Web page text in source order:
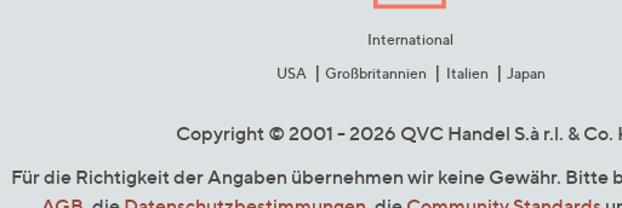
International
USA
Großbritannien Italien Japan
Copyright © 2001 - 2026 QVC Handel S.à r.l. & Co.
Für die Richtigkeit der Angaben übernehmen wir keine Gewähr. Bitte